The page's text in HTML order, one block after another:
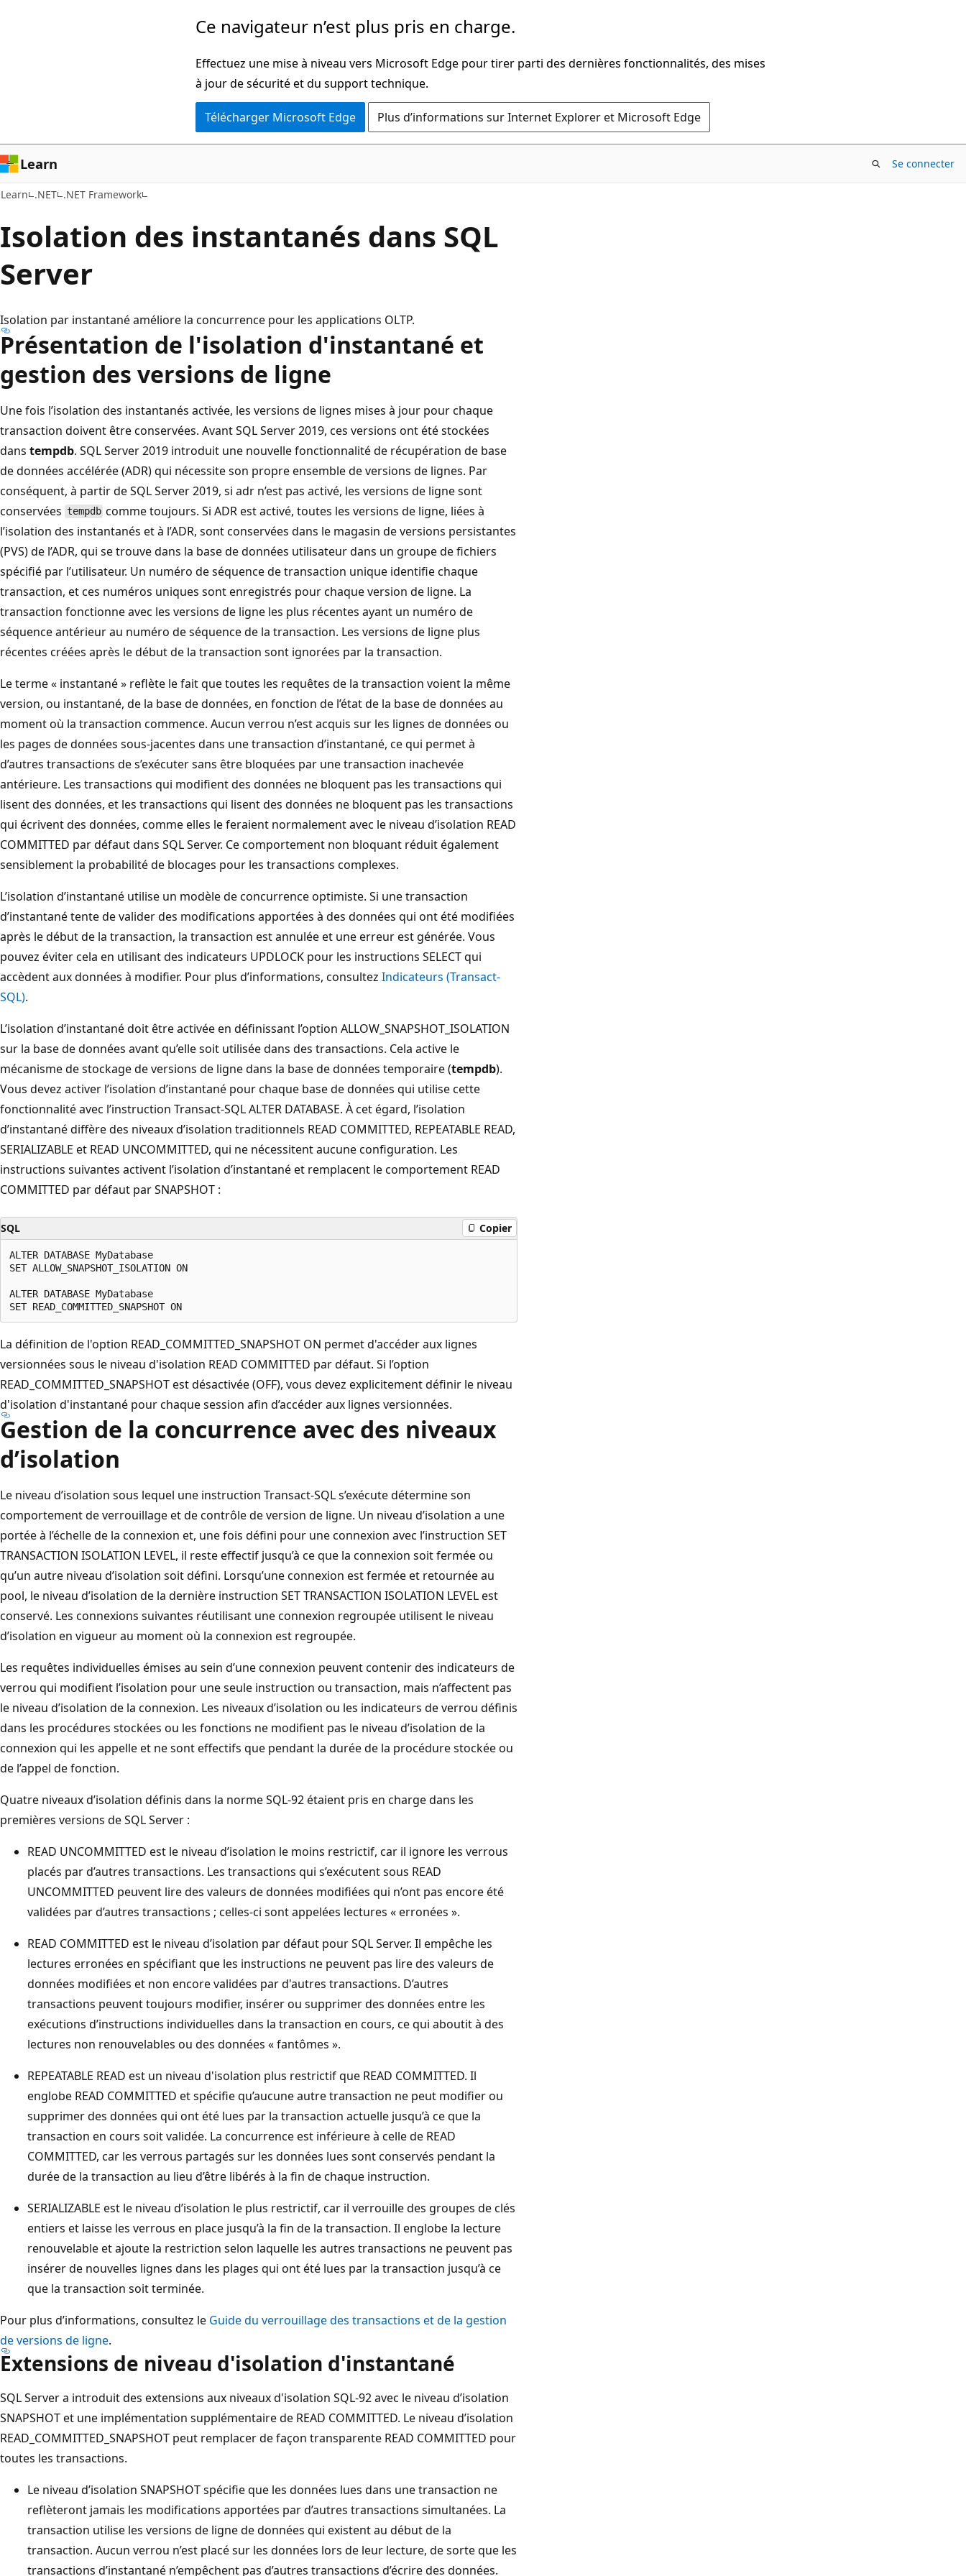
Ce navigateur n’est plus pris en charge.
Effectuez une mise à niveau vers Microsoft Edge pour tirer parti des dernières fonctionnalités, des mises
à jour de sécurité et du support technique.
Télécharger Microsoft Edge Plus d’informations sur Internet Explorer et Microsoft Edge
Learn Se connecter
Learn .NET .NET Framework
Isolation des instantanés dans SQL
Server
Isolation par instantané améliore la concurrence pour les applications OLTP.
Présentation de l'isolation d'instantané et
gestion des versions de ligne
Une fois l’isolation des instantanés activée, les versions de lignes mises à jour pour chaque
transaction doivent être conservées. Avant SQL Server 2019, ces versions ont été stockées
dans tempdb. SQL Server 2019 introduit une nouvelle fonctionnalité de récupération de base
de données accélérée (ADR) qui nécessite son propre ensemble de versions de lignes. Par
conséquent, à partir de SQL Server 2019, si adr n’est pas activé, les versions de ligne sont
conservées tempdb comme toujours. Si ADR est activé, toutes les versions de ligne, liées à
l’isolation des instantanés et à l’ADR, sont conservées dans le magasin de versions persistantes
(PVS) de l’ADR, qui se trouve dans la base de données utilisateur dans un groupe de fichiers
spécifié par l’utilisateur. Un numéro de séquence de transaction unique identifie chaque
transaction, et ces numéros uniques sont enregistrés pour chaque version de ligne. La
transaction fonctionne avec les versions de ligne les plus récentes ayant un numéro de
séquence antérieur au numéro de séquence de la transaction. Les versions de ligne plus
récentes créées après le début de la transaction sont ignorées par la transaction.
Le terme « instantané » reflète le fait que toutes les requêtes de la transaction voient la même
version, ou instantané, de la base de données, en fonction de l’état de la base de données au
moment où la transaction commence. Aucun verrou n’est acquis sur les lignes de données ou
les pages de données sous-jacentes dans une transaction d’instantané, ce qui permet à
d’autres transactions de s’exécuter sans être bloquées par une transaction inachevée
antérieure. Les transactions qui modifient des données ne bloquent pas les transactions qui
lisent des données, et les transactions qui lisent des données ne bloquent pas les transactions
qui écrivent des données, comme elles le feraient normalement avec le niveau d’isolation READ
COMMITTED par défaut dans SQL Server. Ce comportement non bloquant réduit également
sensiblement la probabilité de blocages pour les transactions complexes.
L’isolation d’instantané utilise un modèle de concurrence optimiste. Si une transaction
d’instantané tente de valider des modifications apportées à des données qui ont été modifiées
après le début de la transaction, la transaction est annulée et une erreur est générée. Vous
pouvez éviter cela en utilisant des indicateurs UPDLOCK pour les instructions SELECT qui
accèdent aux données à modifier. Pour plus d’informations, consultez Indicateurs (Transact-
SQL).
L’isolation d’instantané doit être activée en définissant l’option ALLOW_SNAPSHOT_ISOLATION
sur la base de données avant qu’elle soit utilisée dans des transactions. Cela active le
mécanisme de stockage de versions de ligne dans la base de données temporaire (tempdb).
Vous devez activer l’isolation d’instantané pour chaque base de données qui utilise cette
fonctionnalité avec l’instruction Transact-SQL ALTER DATABASE. À cet égard, l’isolation
d’instantané diffère des niveaux d’isolation traditionnels READ COMMITTED, REPEATABLE READ,
SERIALIZABLE et READ UNCOMMITTED, qui ne nécessitent aucune configuration. Les
instructions suivantes activent l’isolation d’instantané et remplacent le comportement READ
COMMITTED par défaut par SNAPSHOT :
SQL Copier
ALTER DATABASE MyDatabase
SET ALLOW_SNAPSHOT_ISOLATION ON
ALTER DATABASE MyDatabase
La définition de l'option READ_COMMITTED_SNAPSHOT ON permet d'accéder aux lignes
versionnées sous le niveau d'isolation READ COMMITTED par défaut. Si l’option
READ_COMMITTED_SNAPSHOT est désactivée (OFF), vous devez explicitement définir le niveau
d'isolation d'instantané pour chaque session afin d’accéder aux lignes versionnées.
Gestion de la concurrence avec des niveaux
d’isolation
Le niveau d’isolation sous lequel une instruction Transact-SQL s’exécute détermine son
comportement de verrouillage et de contrôle de version de ligne. Un niveau d’isolation a une
portée à l’échelle de la connexion et, une fois défini pour une connexion avec l’instruction SET
TRANSACTION ISOLATION LEVEL, il reste effectif jusqu’à ce que la connexion soit fermée ou
qu’un autre niveau d’isolation soit défini. Lorsqu’une connexion est fermée et retournée au
pool, le niveau d’isolation de la dernière instruction SET TRANSACTION ISOLATION LEVEL est
conservé. Les connexions suivantes réutilisant une connexion regroupée utilisent le niveau
d’isolation en vigueur au moment où la connexion est regroupée.
Les requêtes individuelles émises au sein d’une connexion peuvent contenir des indicateurs de
verrou qui modifient l’isolation pour une seule instruction ou transaction, mais n’affectent pas
le niveau d’isolation de la connexion. Les niveaux d’isolation ou les indicateurs de verrou définis
dans les procédures stockées ou les fonctions ne modifient pas le niveau d’isolation de la
connexion qui les appelle et ne sont effectifs que pendant la durée de la procédure stockée ou
de l’appel de fonction.
Quatre niveaux d’isolation définis dans la norme SQL-92 étaient pris en charge dans les
premières versions de SQL Server :
READ UNCOMMITTED est le niveau d’isolation le moins restrictif, car il ignore les verrous
placés par d’autres transactions. Les transactions qui s’exécutent sous READ
UNCOMMITTED peuvent lire des valeurs de données modifiées qui n’ont pas encore été
validées par d’autres transactions ; celles-ci sont appelées lectures « erronées ».
READ COMMITTED est le niveau d’isolation par défaut pour SQL Server. Il empêche les
lectures erronées en spécifiant que les instructions ne peuvent pas lire des valeurs de
données modifiées et non encore validées par d'autres transactions. D’autres
transactions peuvent toujours modifier, insérer ou supprimer des données entre les
exécutions d’instructions individuelles dans la transaction en cours, ce qui aboutit à des
lectures non renouvelables ou des données « fantômes ».
REPEATABLE READ est un niveau d'isolation plus restrictif que READ COMMITTED. Il
englobe READ COMMITTED et spécifie qu’aucune autre transaction ne peut modifier ou
supprimer des données qui ont été lues par la transaction actuelle jusqu’à ce que la
transaction en cours soit validée. La concurrence est inférieure à celle de READ
COMMITTED, car les verrous partagés sur les données lues sont conservés pendant la
durée de la transaction au lieu d’être libérés à la fin de chaque instruction.
SERIALIZABLE est le niveau d’isolation le plus restrictif, car il verrouille des groupes de clés
entiers et laisse les verrous en place jusqu’à la fin de la transaction. Il englobe la lecture
renouvelable et ajoute la restriction selon laquelle les autres transactions ne peuvent pas
insérer de nouvelles lignes dans les plages qui ont été lues par la transaction jusqu’à ce
que la transaction soit terminée.
Pour plus d’informations, consultez le Guide du verrouillage des transactions et de la gestion
de versions de ligne.
Extensions de niveau d'isolation d'instantané
SQL Server a introduit des extensions aux niveaux d'isolation SQL-92 avec le niveau d’isolation
SNAPSHOT et une implémentation supplémentaire de READ COMMITTED. Le niveau d’isolation
READ_COMMITTED_SNAPSHOT peut remplacer de façon transparente READ COMMITTED pour
toutes les transactions.
Le niveau d’isolation SNAPSHOT spécifie que les données lues dans une transaction ne
reflèteront jamais les modifications apportées par d’autres transactions simultanées. La
transaction utilise les versions de ligne de données qui existent au début de la
transaction. Aucun verrou n’est placé sur les données lors de leur lecture, de sorte que les
transactions d’instantané n’empêchent pas d’autres transactions d’écrire des données.